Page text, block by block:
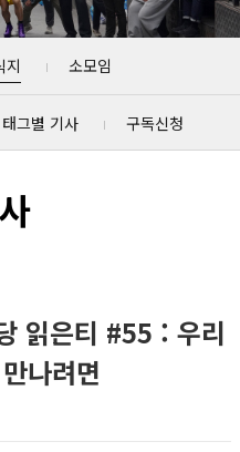
지 소모임
태그별 기사 구독신청
읽은티 #55 : 우리
나려면